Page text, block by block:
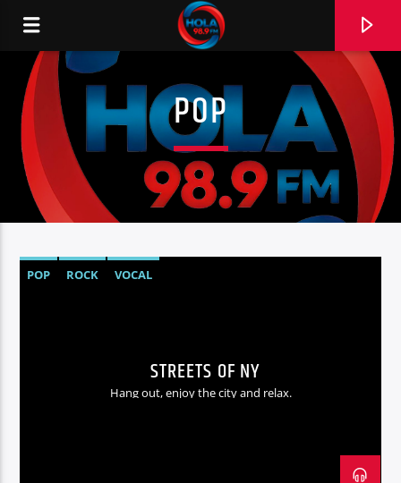
RADIO HOLA
POP
POP ROCK VOCAL
STREETS OF NY
Hang out, enjoy the city and relax.